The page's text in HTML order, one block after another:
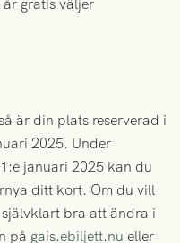
gratis väljer
är din plats reserverad i
2025. Under
januari 2025 kan du
ditt kort. Om du vill
bra att ändra i
på gais.ebiljett.nu eller